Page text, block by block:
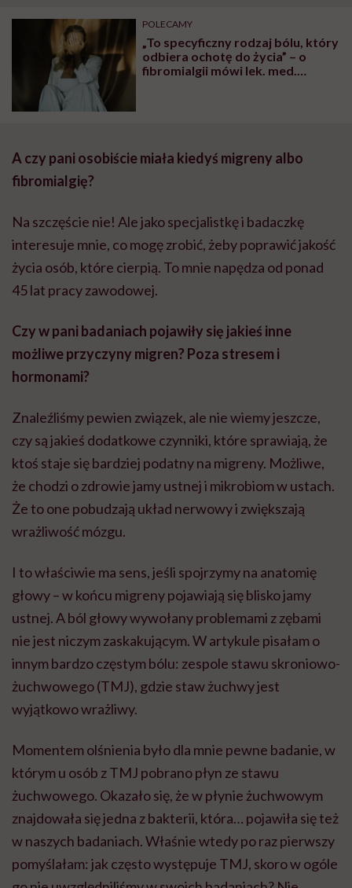
POLECAMY
„To specyficzny rodzaj bólu, który
odbiera ochotę do życia” – o
fibromialgii mówi lek. med.
A czy pani osobiście miała kiedyś migreny albo
fibromialgię?
Na szczęście nie! Ale jako specjalistkę i badaczkę
interesuje mnie, co mogę zrobić, żeby poprawić jakość
życia osób, które cierpią. To mnie napędza od ponad
45 lat pracy zawodowej.
Czy w pani badaniach pojawiły się jakieś inne
możliwe przyczyny migren? Poza stresem i
hormonami?
Znaleźliśmy pewien związek, ale nie wiemy jeszcze,
czy są jakieś dodatkowe czynniki, które sprawiają, że
ktoś staje się bardziej podatny na migreny. Możliwe,
że chodzi o zdrowie jamy ustnej i mikrobiom w ustach.
Że to one pobudzają układ nerwowy i zwiększają
wrażliwość mózgu.
I to właściwie ma sens, jeśli spojrzymy na anatomię
głowy – w końcu migreny pojawiają się blisko jamy
ustnej. A ból głowy wywołany problemami z zębami
nie jest niczym zaskakującym. W artykule pisałam o
innym bardzo częstym bólu: zespole stawu skroniowo-
żuchwowego (TMJ), gdzie staw żuchwy jest
wyjątkowo wrażliwy.
Momentem olśnienia było dla mnie pewne badanie, w
którym u osób z TMJ pobrano płyn ze stawu
żuchwowego. Okazało się, że w płynie żuchwowym
znajdowała się jedna z bakterii, która… pojawiła się też
w naszych badaniach. Właśnie wtedy po raz pierwszy
pomyślałam: jak często występuje TMJ, skoro w ogóle